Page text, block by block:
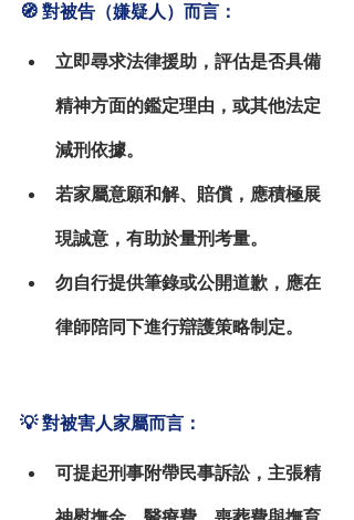
🧭 對被告（嫌疑人）而言：
立即尋求法律援助 ，評估是否具備
精神方面的鑑定理由，或其他法定
減刑依據。
若家屬意願和解、賠償，應積極展
現誠意，有助於量刑考量。
勿自行提供筆錄或公開道歉 ，應在
律師陪同下進行辯護策略制定。
💡 對被害人家屬而言：
可提起刑事附帶民事訴訟，主張精